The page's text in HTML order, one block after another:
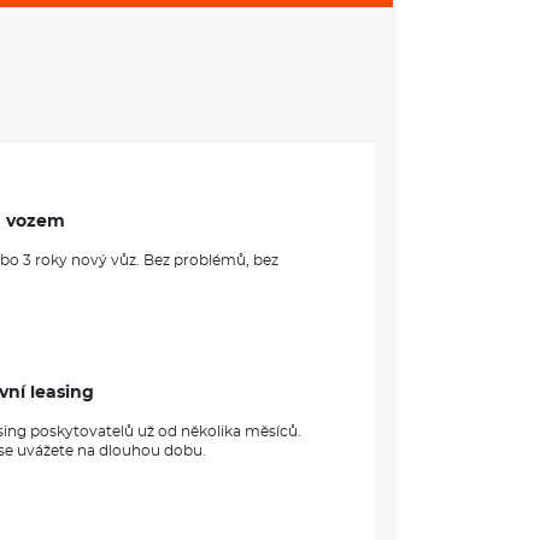
bezpečnostních pásů (grafická a
a vzadu
pneumatik, 12 V kompresor, zacelovací tmel
vpředu, vyhřívaný multifunkční volant v kůži
vozem
3 roky nový vůz. Bez problémů, bez
leasing
poskytovatelů už od několika měsíců.
uvážete na dlouhou dobu.